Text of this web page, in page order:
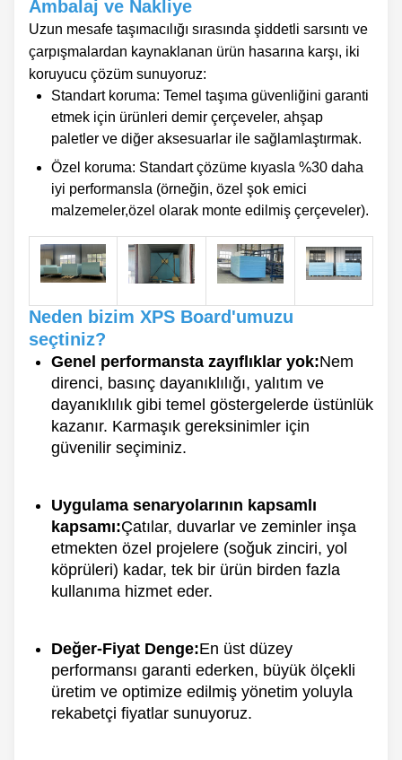
Ambalaj ve Nakliye
Uzun mesafe taşımacılığı sırasında şiddetli sarsıntı ve
çarpışmalardan kaynaklanan ürün hasarına karşı, iki
koruyucu çözüm sunuyoruz:
Standart koruma: Temel taşıma güvenliğini garanti
etmek için ürünleri demir çerçeveler, ahşap
paletler ve diğer aksesuarlar ile sağlamlaştırmak.
Özel koruma: Standart çözüme kıyasla %30 daha
iyi performansla (örneğin, özel şok emici
malzemeler,özel olarak monte edilmiş çerçeveler).
Neden bizim XPS Board'umuzu
seçtiniz?
Genel performansta zayıflıklar yok:Nem
direnci, basınç dayanıklılığı, yalıtım ve
dayanıklılık gibi temel göstergelerde üstünlük
kazanır. Karmaşık gereksinimler için
güvenilir seçiminiz.
Uygulama senaryolarının kapsamlı
kapsamı:Çatılar, duvarlar ve zeminler inşa
etmekten özel projelere (soğuk zinciri, yol
köprüleri) kadar, tek bir ürün birden fazla
kullanıma hizmet eder.
Değer-Fiyat Denge:En üst düzey
performansı garanti ederken, büyük ölçekli
üretim ve optimize edilmiş yönetim yoluyla
rekabetçi fiyatlar sunuyoruz.